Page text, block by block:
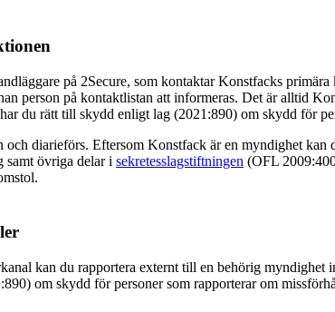
på 2Secure, som kontaktar Konstfacks
person på kontaktlistan att informeras. Det är alltid
du rätt till skydd enligt lag (2021:890) om skydd för
diarieförs. Eftersom Konstfack är en myndighet kan
samt övriga delar i sekretesslagstiftningen (OFL
kan du rapportera externt till en behörig
om skydd för personer som rapporterar om